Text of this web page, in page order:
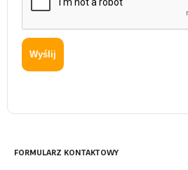
Wyślij
FORMULARZ KONTAKTOWY